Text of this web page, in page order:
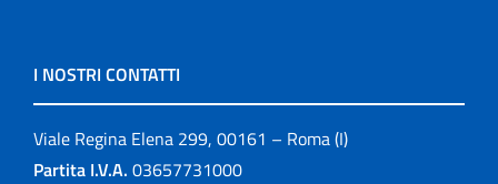
I NOSTRI CONTATTI
Viale Regina Elena 299, 00161 – Roma (I)
Partita I.V.A. 03657731000